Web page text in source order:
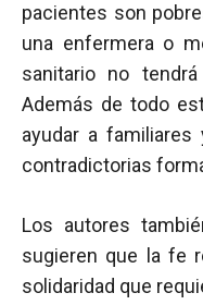
pacientes son
una enfermera o
sanitario no
Además de todo
ayudar a
contradictorias
Los autores
sugieren que la fe
solidaridad que